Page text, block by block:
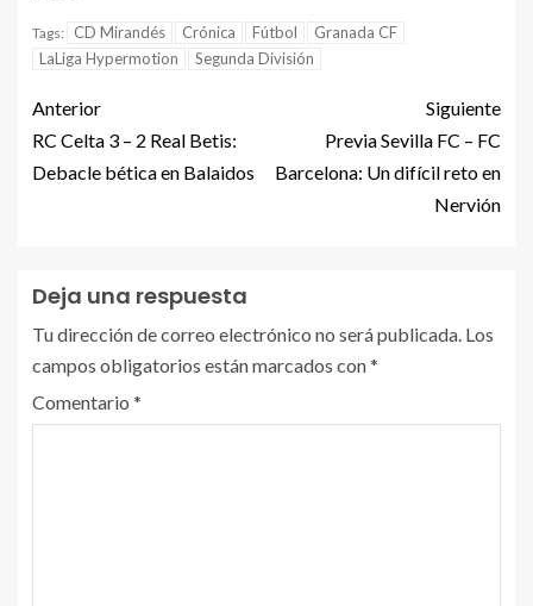
Tags: CD Mirandés Crónica Fútbol
Granada CF
LaLiga Hypermotion
Segunda División
Anterior
RC Celta 3 – 2 Real Betis:
Debacle bética en Balaidos
Siguiente
Previa Sevilla FC – FC
Barcelona: Un difícil reto en
Nervión
Deja una respuesta
Tu dirección de correo electrónico no será publicada. Los
campos obligatorios están marcados con*
Comentario *